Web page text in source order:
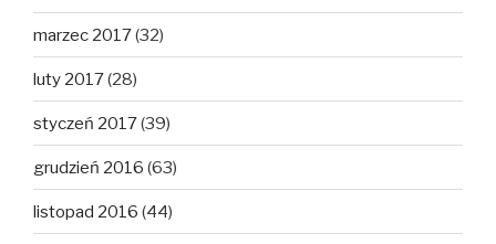
marzec 2017(32)
luty 2017(28)
styczeń 2017(39)
grudzień 2016 (63)
listopad 2016 (44)